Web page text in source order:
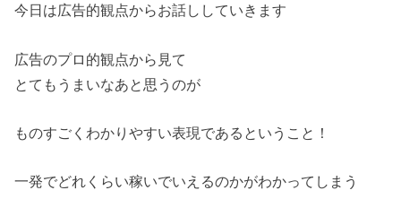
今日は広告的観点からお話ししていきます
広告のプロ的観点から見て
とてもうまいなあと思うのが
ものすごくわかりやすい表現であるということ！
一発でどれくらい稼いでいえるのかがわかってしまう